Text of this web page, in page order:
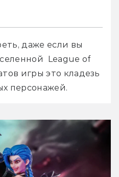
даже если вы
League of
игры это кладезь
персонажей.